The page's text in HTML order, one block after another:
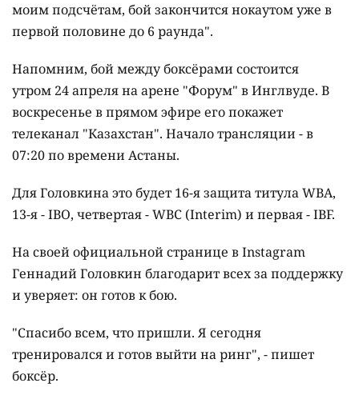
моим подсчётам, бой закончится нокаутом уже в
первой половине до 6 раунда".
Напомним, бой между боксёрами состоится
утром 24 апреля на арене "Форум" в Инглвуде. В
воскресенье в прямом эфире его покажет
телеканал "Казахстан". Начало трансляции - в
07:20 по времени Астаны.
Для Головкина это будет 16-я защита титула WBA,
13-я - IBO, четвертая - WBC (Interim) и первая - IBF.
На своей официальной странице в Instagram
Геннадий Головкин благодарит всех за поддержку
и уверяет: он готов к бою.
"Спасибо всем, что пришли. Я сегодня
тренировался и готов выйти на ринг", - пишет
боксёр.